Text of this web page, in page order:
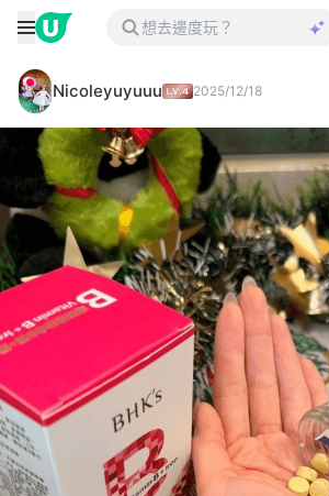
Nicoleyuyuuu 2025/12/18